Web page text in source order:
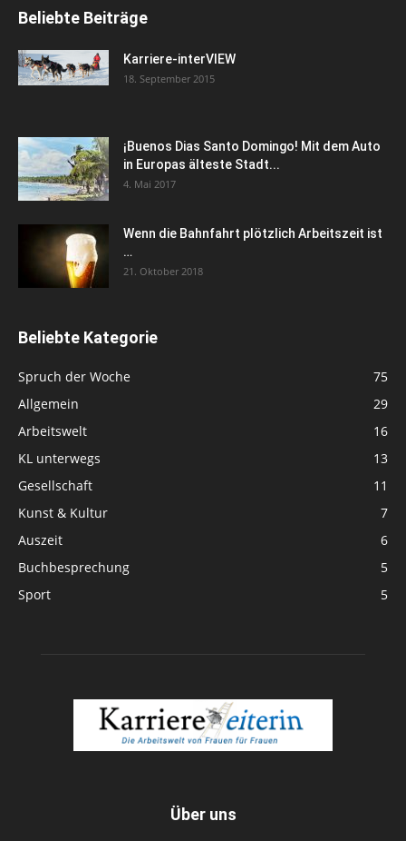
Beliebte Beiträge
Karriere-interVIEW
18. September 2015
¡Buenos Dias Santo Domingo! Mit dem Auto
in Europas älteste Stadt...
4. Mai 2017
Wenn die Bahnfahrt plötzlich Arbeitszeit ist
…
21. Oktober 2018
Beliebte Kategorie
Spruch der Woche
75
Allgemein
29
Arbeitswelt
16
KL unterwegs
13
Gesellschaft
11
Kunst & Kultur
7
Auszeit
6
Buchbesprechung
5
Sport
5
Über uns